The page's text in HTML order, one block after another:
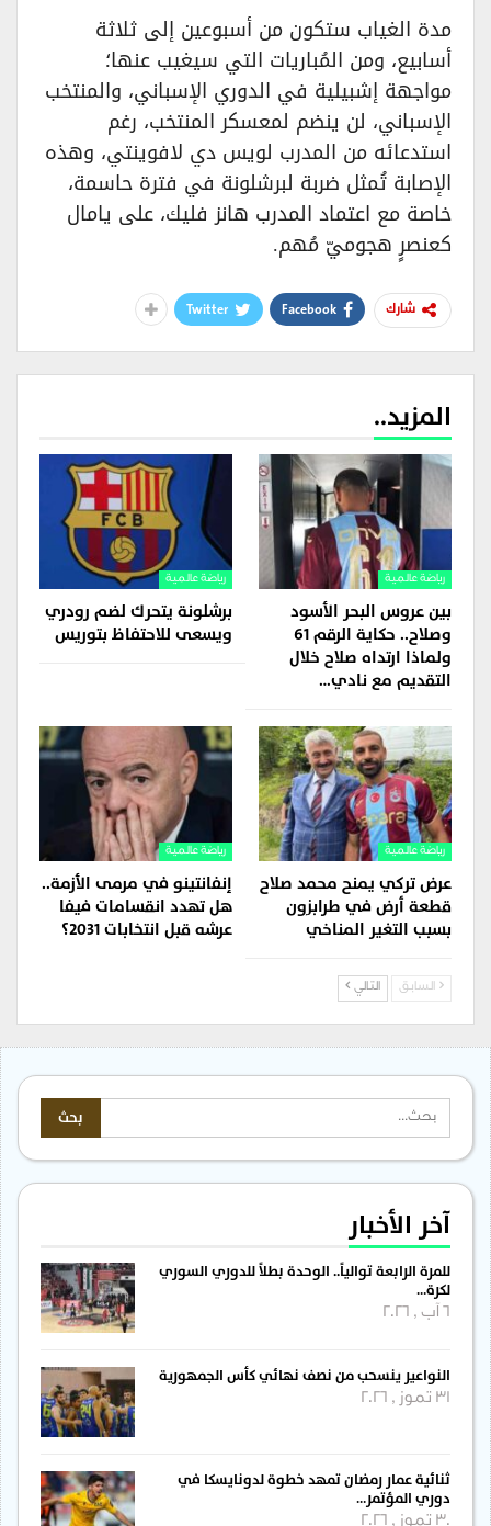
مدة الغياب ستكون من أسبوعين إلى ثلاثة
أسابيع، ومن المُباريات التي سيغيب عنها؛
مواجهة إشبيلية في الدوري الإسباني، والمنتخب
الإسباني، لن ينضم لمعسكر المنتخب، رغم
استدعائه من المدرب لويس دي لافوينتي، وهذه
الإصابة تُمثل ضربة لبرشلونة في فترة حاسمة،
خاصة مع اعتماد المدرب هانز فليك، على يامال
كعنصرٍ هجوميّ مُهم.
شارك Facebook
Twitter
المزيد..
رياضة عالمية
بين عروس البحر الأسود
وصلاح.. حكاية الرقم 61
ولماذا ارتداه صلاح خلال
التقديم مع نادي…
رياضة عالمية
برشلونة يتحرك لضم رودري
ويسعى للاحتفاظ بتوريس
رياضة عالمية
عرض تركي يمنح محمد صلاح
قطعة أرض في طرابزون
بسبب التغير المناخي
رياضة عالمية
إنفانتينو في مرمى الأزمة..
هل تهدد انقسامات فيفا
عرشه قبل انتخابات 2031؟
السابق التالي
آخر الأخبار
للمرة الرابعة توالياً.. الوحدة بطلاً للدوري السوري
لكرة…
النواعير ينسحب من نصف نهائي كأس الجمهورية
31 تموز , 2026
ثنائية عمار رمضان تمهد خطوة لدونايسكا في
دوري المؤتمر…
30 تموز , 2026